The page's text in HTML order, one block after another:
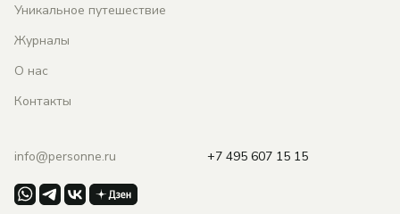
Уникальное путешествие
Журналы
О нас
Контакты
info@personne.ru +7 495 607 15 15